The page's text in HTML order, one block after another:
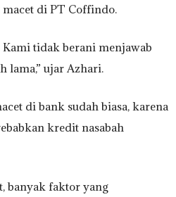
di PT Coffindo.
tidak berani menjawab
lama,” ujar Azhari.
di bank sudah biasa, karena
kredit nasabah
banyak faktor yang